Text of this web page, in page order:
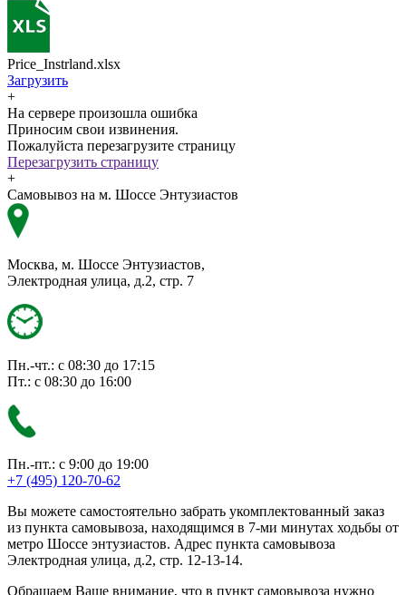
Price_Instrland.xlsx
Загрузить
+
На сервере произошла ошибка
Приносим свои извинения.
Пожалуйста перезагрузите страницу
Перезагрузить страницу
+
Самовывоз на м. Шоссе Энтузиастов
Москва, м. Шоссе Энтузиастов,
Электродная улица, д.2, стр. 7
Пн.-чт.: с 08:30 до 17:15
Пт.: с 08:30 до 16:00
Пн.-пт.: с 9:00 до 19:00
+7 (495) 120-70-62
Вы можете самостоятельно забрать укомплектованный заказ
из пункта самовывоза, находящимся в 7-ми минутах ходьбы от
метро Шоссе энтузиастов. Адрес пункта самовывоза
Электродная улица, д.2, стр. 12-13-14.
Обращаем Ваше внимание, что в пункт самовывоза нужно